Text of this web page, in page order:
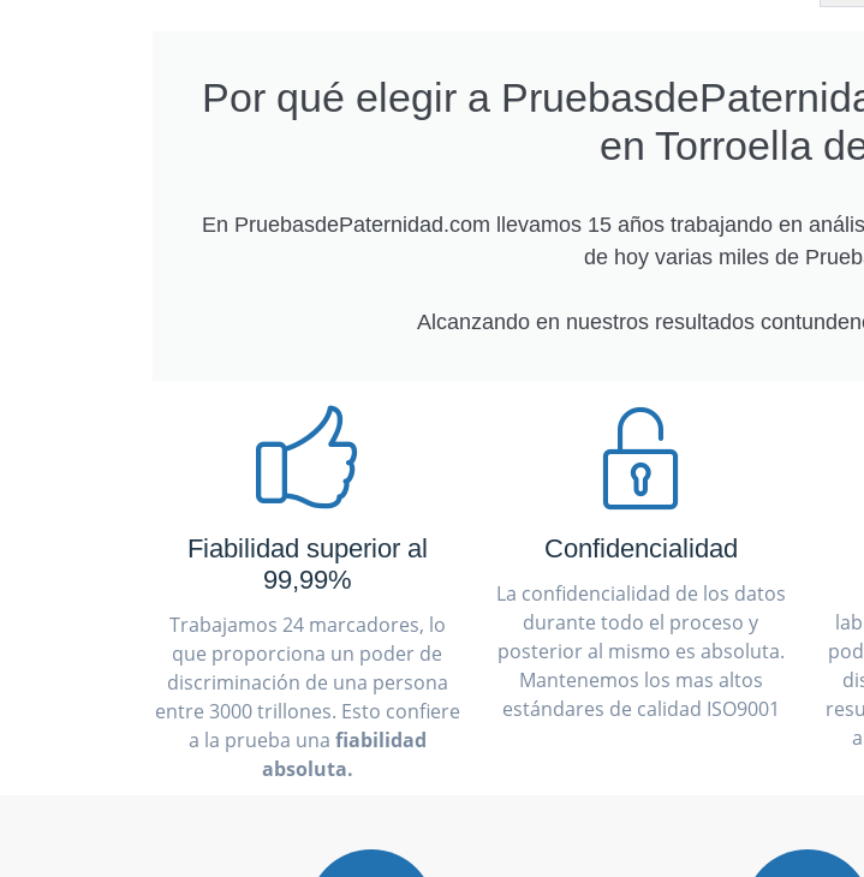
Por qué elegir a
en Torroella
En PruebasdePaternidad.com llevamos 15 años trabajando en
de hoy varias miles de
Alcanzando en nuestros resultados
Fiabilidad superior al
99,99%
Trabajamos 24 marcadores, lo
que proporciona un poder de
discriminación de una persona
entre 3000 trillones. Esto confiere
a la prueba una fiabilidad
absoluta.
Confidencialidad
La confidencialidad de los datos
durante todo el proceso y
posterior al mismo es absoluta.
Mantenemos los mas altos
estándares de calidad ISO9001